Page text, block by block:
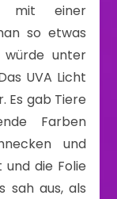
mit einer
so etwas
unter
UVA Licht
Es gab Tiere
Farben
und
die Folie
sah aus, als